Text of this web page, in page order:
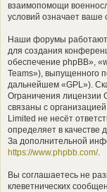
взаимопомощи
условий означает ваше
Наши форумы работают
для создания
обеспечение phpBB»,
Teams»), выпущенного
дальнейшем «GPL»).
Ограничения лицензии
связаны с
Limited не несёт
определяет в качестве
За дополнительной
https://www.phpbb.com/.
Вы соглашаетесь не
клеветнических